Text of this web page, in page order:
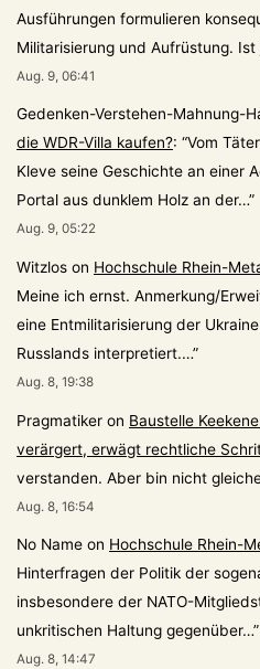
Ausführungen formulieren
Militarisierung und Aufrüstung.
Aug. 9, 06:41
Gedenken-Verstehen-Mahnung-
die WDR-Villa kaufen?: “Vom
Kleve seine Geschichte an einer
Portal aus dunklem Holz an der…”
Aug. 9, 05:22
Witzlos on Hochschule Rhein-
Meine ich ernst. Anmerkung/
eine Entmilitarisierung der
Russlands interpretiert.…”
Aug. 8, 19:38
Pragmatiker on Baustelle
verärgert, erwägt rechtliche
verstanden. Aber bin nicht
Aug. 8, 16:54
No Name on Hochschule Rhein-
Hinterfragen der Politik der
insbesondere der NATO-
unkritischen Haltung gegenüber…”
Aug. 8, 14:47